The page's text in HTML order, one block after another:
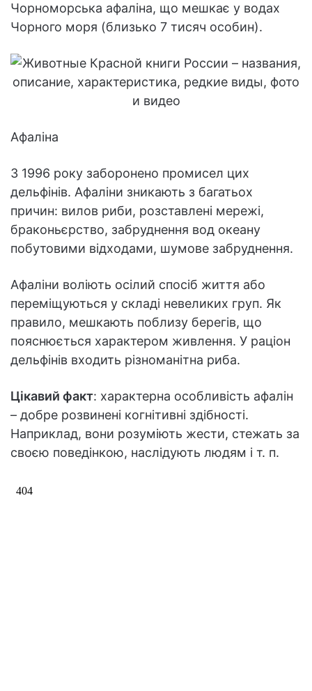
Чорноморська афаліна, що мешкає у водах
Чорного моря (близько 7 тисяч особин).
Афаліна
З 1996 року заборонено промисел цих
дельфінів. Афаліни зникають з багатьох
причин: вилов риби, розставлені мережі,
браконьєрство, забруднення вод океану
побутовими відходами, шумове забруднення.
Афаліни воліють осілий спосіб життя або
переміщуються у складі невеликих груп. Як
правило, мешкають поблизу берегів, що
пояснюється характером живлення. У раціон
дельфінів входить різноманітна риба.
Цікавий факт: характерна особливість афалін
– добре розвинені когнітивні здібності.
Наприклад, вони розуміють жести, стежать за
своєю поведінкою, наслідують людям і т. п.